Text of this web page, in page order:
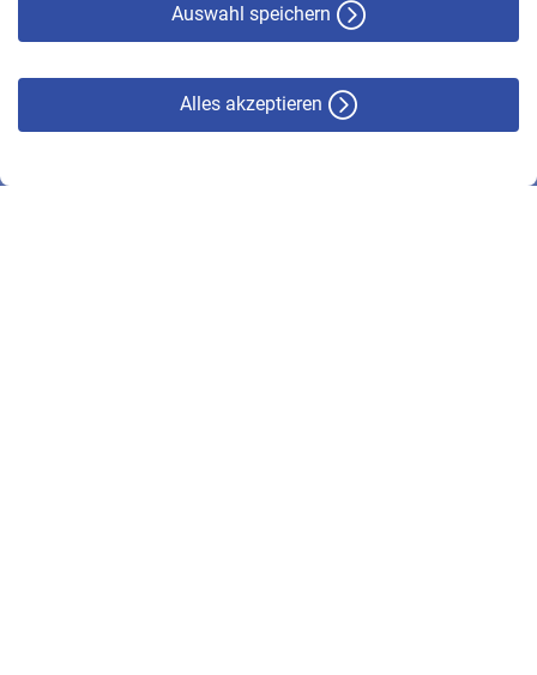
Auswahl speichern
Alles akzeptieren
© VBL 2026